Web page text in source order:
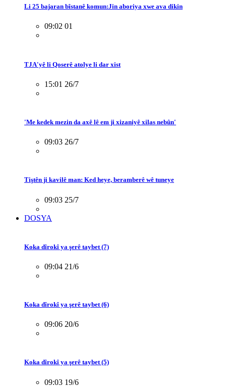
Li 25 bajaran bîstanê komun:Jin aboriya xwe ava dikin
09:02 01
TJA'yê li Qoserê atolye li dar xist
15:01 26/7
'Me kedek mezin da axê lê em ji xizaniyê xilas nebûn'
09:03 26/7
Tiştên ji kavilê man: Ked heye, beramberê wê tuneye
09:03 25/7
DOSYA
Koka dîrokî ya şerê taybet (7)
09:04 21/6
Koka dîrokî ya şerê taybet (6)
09:06 20/6
Koka dîrokî ya şerê taybet (5)
09:03 19/6